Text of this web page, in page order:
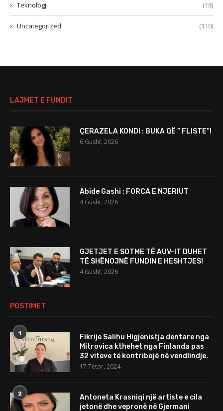
Teknologji (18)
Uncategorized (110)
LAJMET E FUNDIT
ÇERAZELA KONDI : BUKA QË ” FLISTE”!
6 Gusht, 2026
Abide Gashi : FORCA E NJERIUT
4 Gusht, 2026
GJETJET E SOTME TË AUV-IT DUHET
TË SHËNOJNË FUNDIN E HESHTJES!
4 Gusht, 2026
POSTIMET
1
Fikrije Salihu Higjenistja dentare nga
Mitrovica kthehet nga Finlanda pas
32 viteve të kontribojë në vendlindje.
17 Tetor, 2024
2
Antoneta Krasniqi një artiste e cila
jetonë dhe vepronë në Gjermani